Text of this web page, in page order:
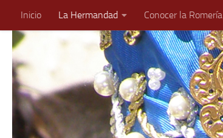
Saltar al contenido
Inicio La Hermandad Conocer la Romería